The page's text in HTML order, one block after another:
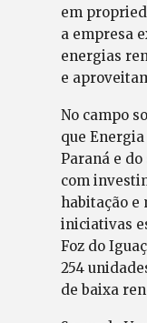
em
a empresa
energias
e
No campo
que
Paraná e do
com
habitação e
iniciativas
Foz do
254
de baixa